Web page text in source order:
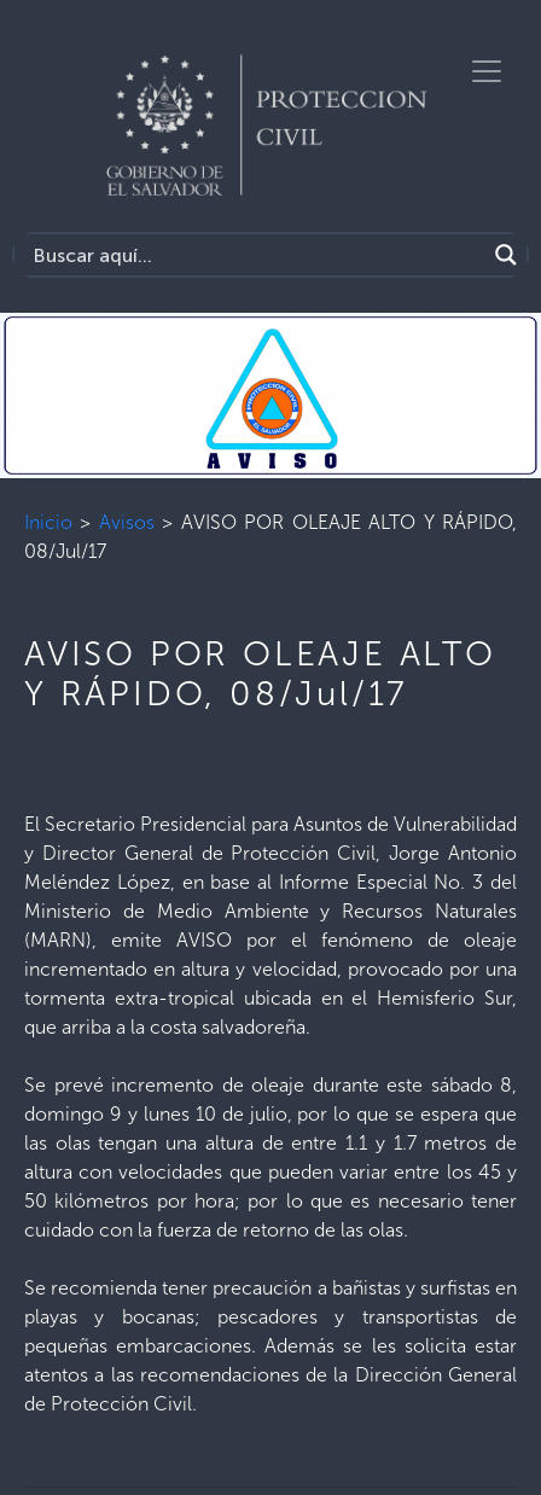
Inicio > Avisos> AVISO POR OLEAJE ALTO Y RÁPIDO,
08/Jul/17
AVISO POR OLEAJE ALTO
Y RÁPIDO, 08/Jul/17
El Secretario Presidencial para Asuntos de Vulnerabilidad
y Director General de Protección Civil, Jorge Antonio
Meléndez López, en base al Informe Especial No. 3 del
Ministerio de Medio Ambiente y Recursos Naturales
(MARN), emite AVISO por el fenómeno de oleaje
incrementado en altura y velocidad, provocado por una
tormenta extra-tropical ubicada en el Hemisferio Sur,
que arriba a la costa salvadoreña.
Se prevé incremento de oleaje durante este sábado 8,
domingo 9 y lunes 10 de julio, por lo que se espera que
las olas tengan una altura de entre 1.1 y 1.7 metros de
altura con velocidades que pueden variar entre los 45 y
50 kilómetros por hora; por lo que es necesario tener
cuidado con la fuerza de retorno de las olas.
Se recomienda tener precaución a bañistas y surfistas en
playas y bocanas; pescadores y transportistas de
pequeñas embarcaciones. Además se les solicita estar
atentos a las recomendaciones de la Dirección General
de Protección Civil.